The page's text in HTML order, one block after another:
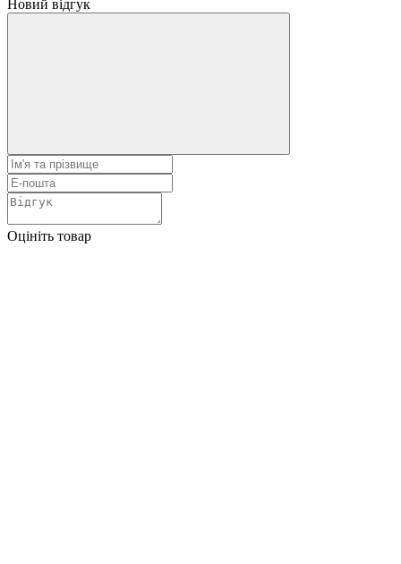
Новий відгук
Оцініть товар